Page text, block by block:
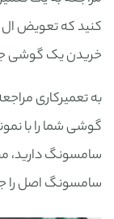
کنید که تعویض ال
خریدن یک گوشی
به تعمیرکاری
گوشی شما را با
سامسونگ دارید،
سامسونگ اصل را